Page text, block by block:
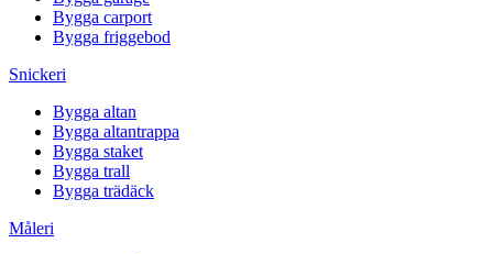
Bygga carport
Bygga friggebod
Snickeri
Bygga altan
Bygga altantrappa
Bygga staket
Bygga trall
Bygga trädäck
Måleri